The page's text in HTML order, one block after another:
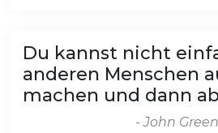
Du kannst nicht
anderen Menschen
machen und dann
- John